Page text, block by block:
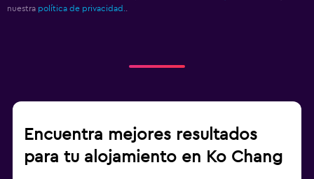
nuestra política de privacidad.
Encuentra mejores resultados
para tu alojamiento en Ko Chang